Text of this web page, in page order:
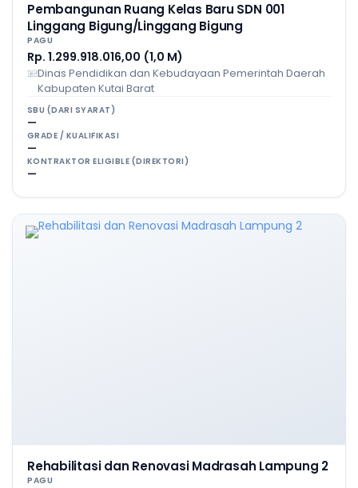
Pembangunan Ruang Kelas Baru SDN 001
Linggang Bigung/Linggang Bigung
PAGU
Rp. 1.299.918.016,00 (1,0 M)
Dinas Pendidikan dan Kebudayaan Pemerintah Daerah
Kabupaten Kutai Barat
SBU (DARI SYARAT)
—
GRADE / KUALIFIKASI
—
KONTRAKTOR ELIGIBLE (DIREKTORI)
—
Rehabilitasi dan Renovasi Madrasah Lampung 2
PAGU